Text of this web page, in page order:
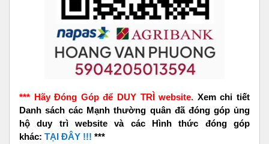
*** Hãy Đóng Góp để DUY TRÌ website. Xem chi tiết
Danh sách các Mạnh thường quân đã đóng góp ủng
hộ duy trì website và các Hình thức đóng góp
khác: TẠI ĐÂY !!! ***